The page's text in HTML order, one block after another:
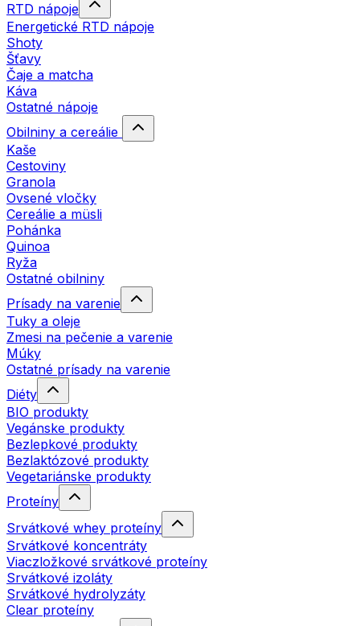
RTD nápoje
Energetické RTD nápoje
Shoty
Šťavy
Čaje a matcha
Káva
Ostatné nápoje
Obilniny a cereálie
Kaše
Cestoviny
Granola
Ovsené vločky
Cereálie a müsli
Pohánka
Quinoa
Ryža
Ostatné obilniny
Prísady na varenie
Tuky a oleje
Zmesi na pečenie a varenie
Múky
Ostatné prísady na varenie
Diéty
BIO produkty
Vegánske produkty
Bezlepkové produkty
Bezlaktózové produkty
Vegetariánske produkty
Proteíny
Srvátkové whey proteíny
Srvátkové koncentráty
Viaczložkové srvátkové proteíny
Srvátkové izoláty
Srvátkové hydrolyzáty
Clear proteíny